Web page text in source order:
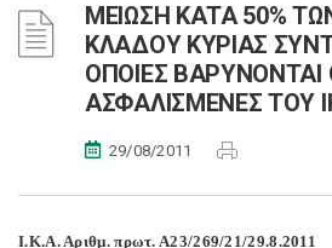
ΜΕΙΩΣΗ ΚΑΤΑ 50%
ΚΛΑΔΟΥ ΚΥΡΙΑΣ
ΟΠΟΙΕΣ ΒΑΡΥΝΟΝΤΑΙ
ΑΣΦΑΛΙΣΜΕΝΕΣ ΤΟΥ
29/08/2011
Ι.Κ.Α. Αριθμ. πρωτ. Α23/269/21/29.8.2011